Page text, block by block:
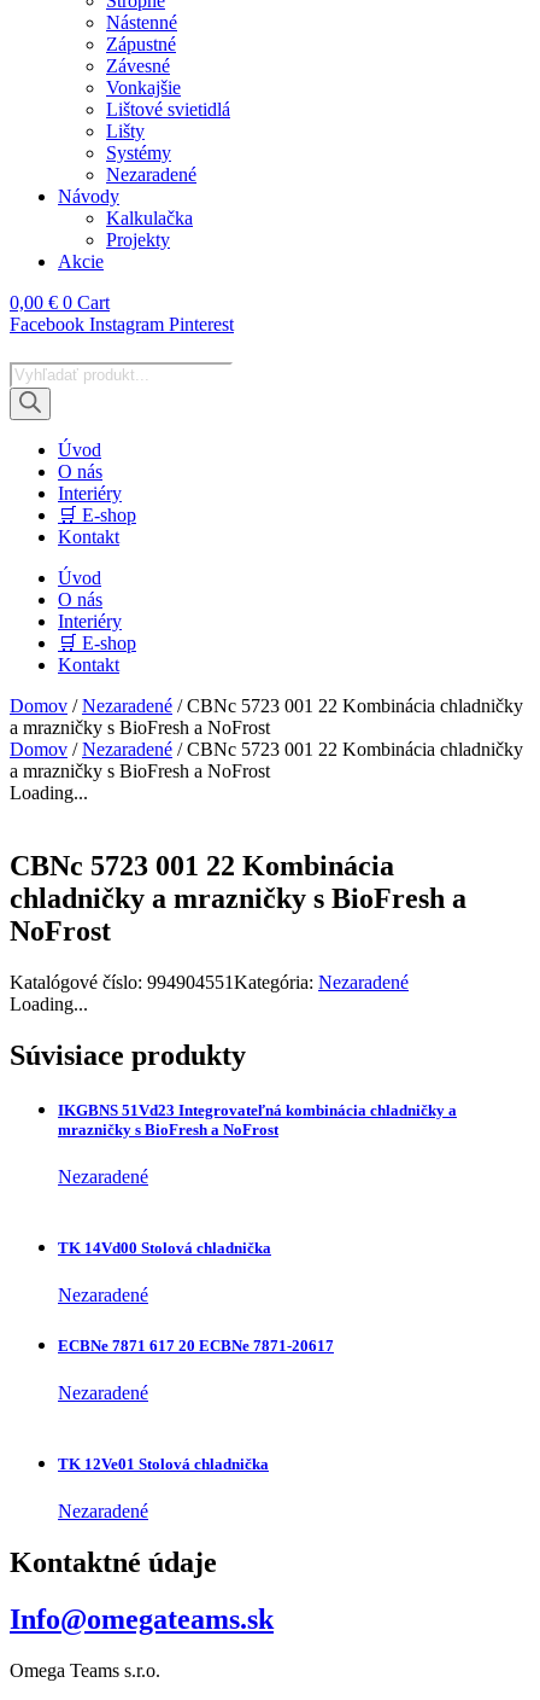
Nástenné
Zápustné
Závesné
Vonkajšie
Lištové svietidlá
Lišty
Systémy
Nezaradené
Návody
Kalkulačka
Projekty
Akcie
0,00 € 0 Cart
Facebook Instagram Pinterest
Products
search
Úvod
O nás
Interiéry
🛒 E-shop
Kontakt
Úvod
O nás
Interiéry
🛒 E-shop
Kontakt
Domov /Nezaradené / CBNc 5723 001 22 Kombinácia chladničky
a mrazničky s BioFresh a NoFrost
Domov /Nezaradené / CBNc 5723 001 22 Kombinácia chladničky
a mrazničky s BioFresh a NoFrost
Loading...
CBNc 5723 001 22 Kombinácia
chladničky a mrazničky s BioFresh a
NoFrost
Katalógové číslo: 994904551Kategória: Nezaradené
Loading...
Súvisiace produkty
IKGBNS 51Vd23 Integrovateľná kombinácia chladničky a
mrazničky s BioFresh a NoFrost
Nezaradené
TK 14Vd00 Stolová chladnička
Nezaradené
ECBNe 7871 617 20 ECBNe 7871-20617
Nezaradené
TK 12Ve01 Stolová chladnička
Nezaradené
Kontaktné údaje
Info@omegateams.sk
Omega Teams s.r.o.